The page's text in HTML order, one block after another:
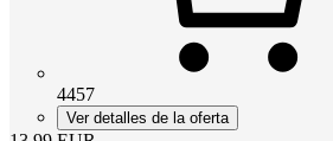
4457
Ver detalles de la oferta